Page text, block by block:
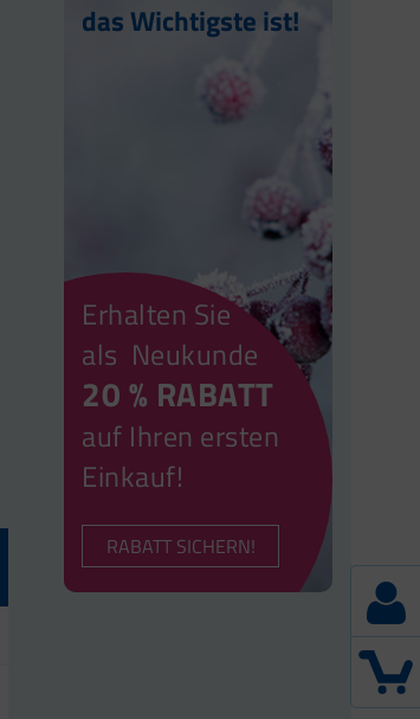
das Wichtigste ist!
Erhalten Sie
als Neukunde
20 % RABATT
auf Ihren ersten
Einkauf!
RABATT SICHERN!